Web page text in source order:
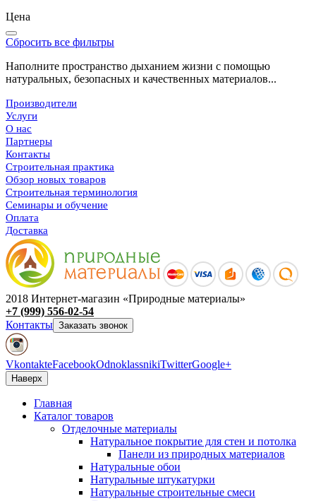
Цена
Сбросить все фильтры
Наполните пространство дыханием жизни с помощью
натуральных, безопасных и качественных материалов...
Производители
Услуги
О нас
Партнеры
Контакты
Строительная практика
Обзор новых товаров
Строительная терминология
Семинары и обучение
Оплата
Доставка
2018 Интернет-магазин «Природные материалы»
+7 (999) 556-02-54
Контакты Заказать звонок
VkontakteFacebookOdnoklassnikiTwitterGoogle+
Наверх
Главная
Каталог товаров
Отделочные материалы
Натуральное покрытие для стен и потолка
Панели из природных материалов
Натуральные обои
Натуральные штукатурки
Натуральные строительные смеси